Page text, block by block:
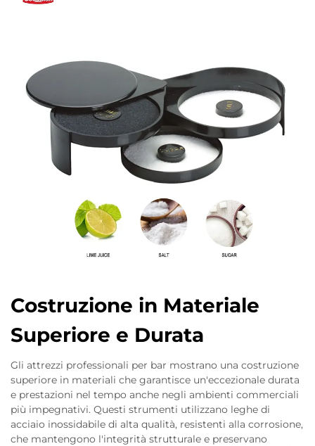
Costruzione in Materiale
Superiore e Durata
Gli attrezzi professionali per bar mostrano una costruzione
superiore in materiali che garantisce un'eccezionale durata
e prestazioni nel tempo anche negli ambienti commerciali
più impegnativi. Questi strumenti utilizzano leghe di
acciaio inossidabile di alta qualità, resistenti alla corrosione,
che mantengono l'integrità strutturale e preservano